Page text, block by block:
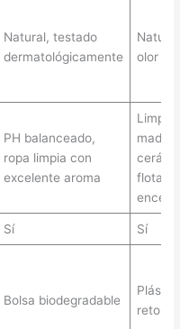
Natural, testado
dermatológicamente
olor a
PH balanceado,
ropa limpia con
excelente aroma
Limpia
Sí Sí
Bolsa biodegradable